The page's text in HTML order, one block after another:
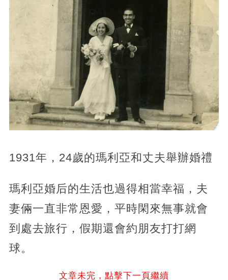
1931年，24歲的瑪利亞和丈夫舉辦婚禮
瑪利亞婚后的生活也過得相當幸福，夫
妻倆一直非常恩愛，平時閑來無事就會
到處去旅行，假期還會約朋友打打網
球。
文章未完，點擊下一頁繼續